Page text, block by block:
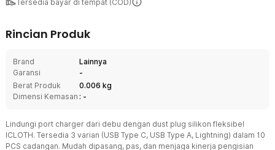
Tersedia bayar di tempat (COD)
Rincian Produk
Brand
Lainnya
Garansi
-
Berat Produk
0.006 kg
Dimensi Kemasan : -
Lindungi port charger dari debu dengan dust plug silikon fleksibel
ICLOTH. Tersedia 3 varian (USB Type C, USB Type A, Lightning) dalam 10
PCS cadangan. Mudah dipasang, pas, dan menjaga kinerja pengisian